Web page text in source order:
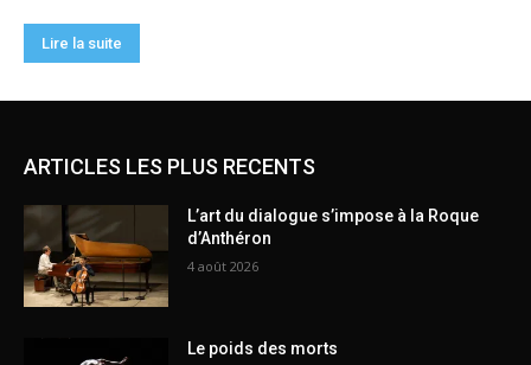
ARTICLES LES PLUS RECENTS
L’art du dialogue s’impose à la Roque
d’Anthéron
4 août 2026
Le poids des morts